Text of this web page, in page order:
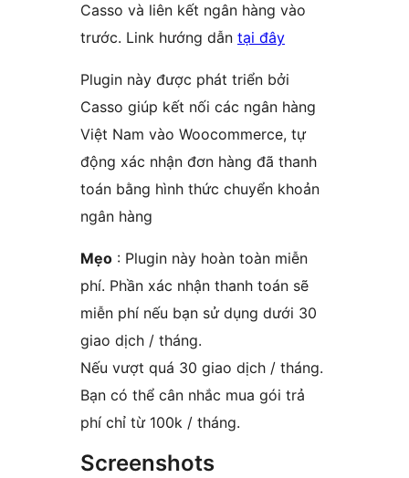
Casso và liên kết ngân hàng vào
trước. Link hướng dẫn tại đây
Plugin này được phát triển bởi
Casso giúp kết nối các ngân hàng
Việt Nam vào Woocommerce, tự
động xác nhận đơn hàng đã thanh
toán bằng hình thức chuyển khoản
ngân hàng
Mẹo : Plugin này hoàn toàn miễn
phí. Phần xác nhận thanh toán sẽ
miễn phí nếu bạn sử dụng dưới 30
giao dịch / tháng.
Nếu vượt quá 30 giao dịch / tháng.
Bạn có thể cân nhắc mua gói trả
phí chỉ từ 100k / tháng.
Screenshots